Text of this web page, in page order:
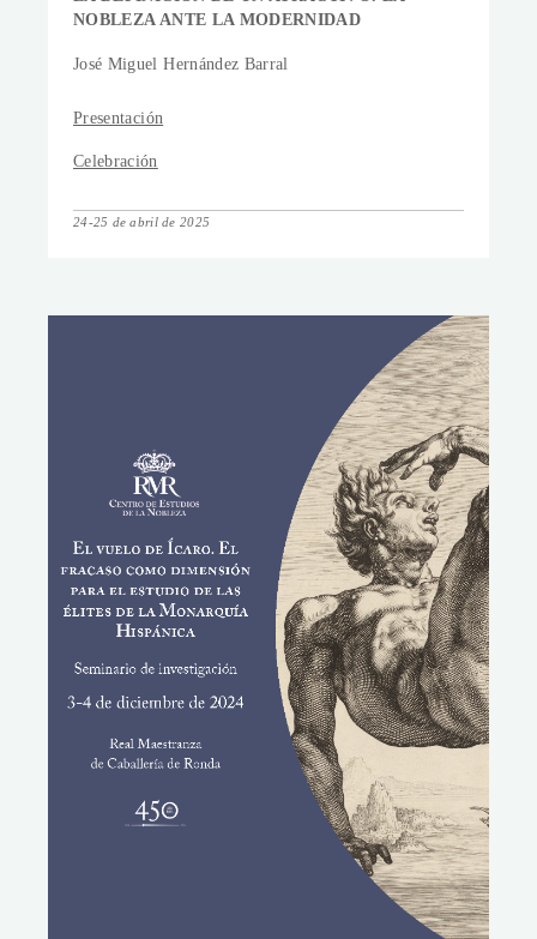
NOBLEZA ANTE LA MODERNIDAD
José Miguel Hernández Barral
Presentación
Celebración
24-25 de abril de 2025